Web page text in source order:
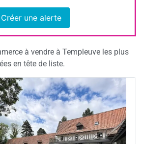
Créer une alerte
à vendre à Templeuve les plus
en tête de liste.